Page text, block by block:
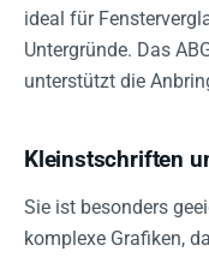
ideal für
Untergründe. Das
unterstützt die
Kleinstschriften
Sie ist besonders
komplexe Grafiken,